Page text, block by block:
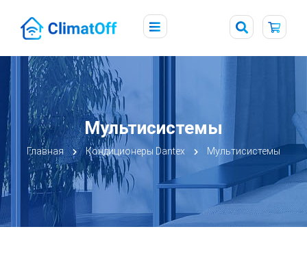
Мультисистемы
Главная Кондиционеры Dantex Мультисистемы